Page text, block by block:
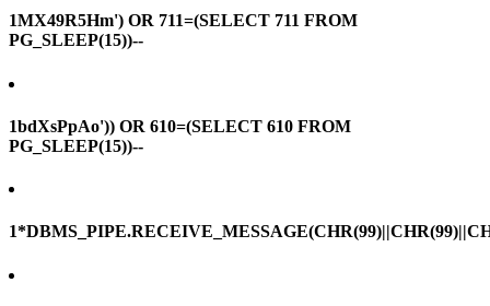
1MX49R5Hm') OR 711=(SELECT 711 FROM
PG_SLEEP(15))--
1bdXsPpAo')) OR 610=(SELECT 610 FROM
PG_SLEEP(15))--